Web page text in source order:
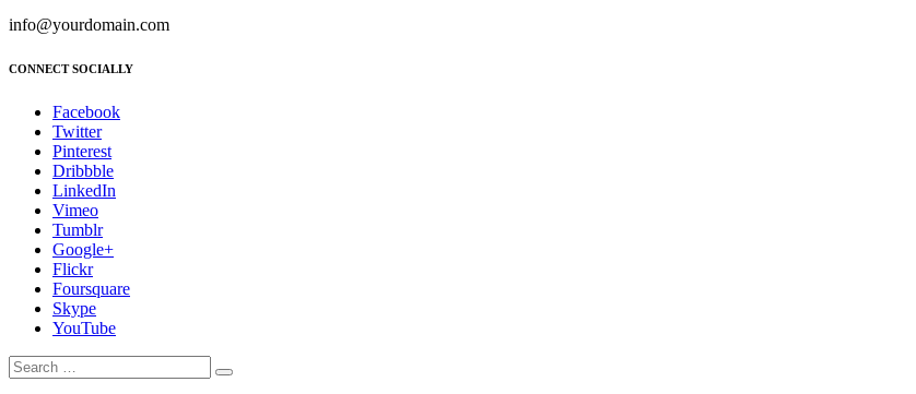
info@yourdomain.com
CONNECT SOCIALLY
Facebook
Twitter
Pinterest
Dribbble
LinkedIn
Vimeo
Tumblr
Google+
Flickr
Foursquare
Skype
YouTube